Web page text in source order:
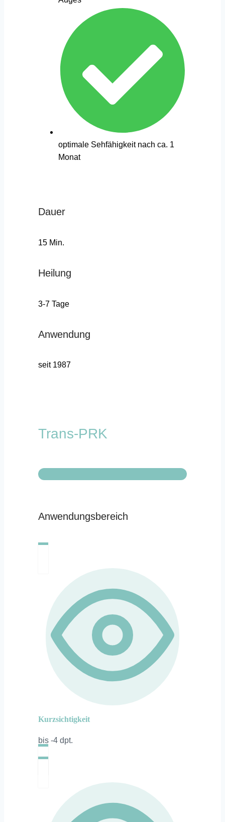
optimale Sehfähigkeit nach ca. 1
Monat
Dauer
15 Min.
Heilung
3-7 Tage
Anwendung
seit 1987
Trans-PRK
Anwendungsbereich
Kurzsichtigkeit
bis -4 dpt.